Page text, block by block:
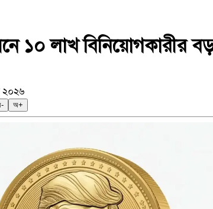
১০ লাখ বিনিয়োগকারীর
২০২৬
অ+